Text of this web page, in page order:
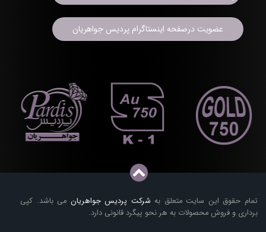
تمام حقوق این سایت متعلق به شرکت پردیس جواهریان می باشد. کپی
برداری و فروش محصولات به هر نحو پیگرد قانونی دارد.
عضویت درصفحه اینستاگرام پردیس جواهریان